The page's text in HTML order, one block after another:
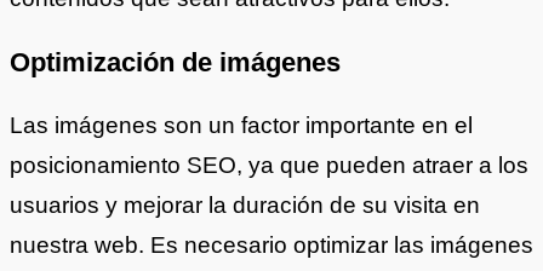
Optimización de imágenes
Las imágenes son un factor importante en el
posicionamiento SEO, ya que pueden atraer a los
usuarios y mejorar la duración de su visita en
nuestra web. Es necesario optimizar las imágenes